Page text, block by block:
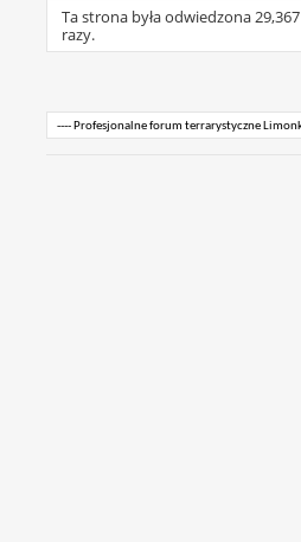
Ta strona była odwiedzona29,367
razy.